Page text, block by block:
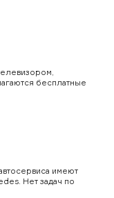
бесплатные
имеют
Нет задач по